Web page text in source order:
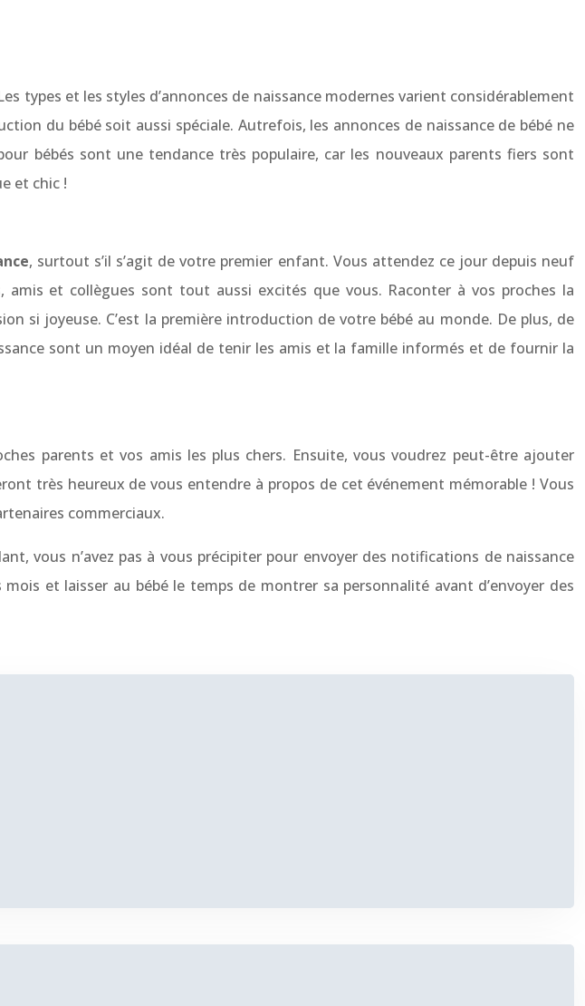
types et les styles d’annonces de naissance modernes varient considérablement
du bébé soit aussi spéciale. Autrefois, les annonces de naissance de bébé ne
bébés sont une tendance très populaire, car les nouveaux parents fiers sont
et chic !
, surtout s’il s’agit de votre premier enfant. Vous attendez ce jour depuis neuf
et collègues sont tout aussi excités que vous. Raconter à vos proches la
si joyeuse. C’est la première introduction de votre bébé au monde. De plus, de
sont un moyen idéal de tenir les amis et la famille informés et de fournir la
parents et vos amis les plus chers. Ensuite, vous voudrez peut-être ajouter
très heureux de vous entendre à propos de cet événement mémorable ! Vous
commerciaux.
vous n’avez pas à vous précipiter pour envoyer des notifications de naissance
et laisser au bébé le temps de montrer sa personnalité avant d’envoyer des